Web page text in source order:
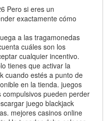
Pero si eres un
exactamente cómo
a las tragamonedas
cuáles son los
cualquier incentivo.
tienes que activar la
cuando estés a punto de
en la tienda. juegos
pueden perder
juego blackjack
mejores casinos online